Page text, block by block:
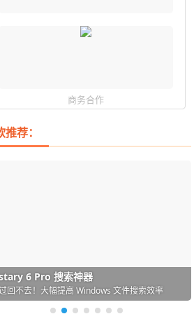
商务合作
荐：
必备的下载神器
的 Windows 平台下载工具
6 Pro 搜索神器
回不去！大幅提高 Windows 文件搜索效率
桌面图标自动整理/美化神器
必备！图标再多桌面也不再凌乱！
Desktop 虚拟机
上流畅运行 Windows (支持 M 芯片)
下载网络视频的神器 (Mac)
下视频，超简单好用！谁用谁知道
- 极简好用的 Markdown 编辑器
写作体验！跨平台支持 Win / Mac